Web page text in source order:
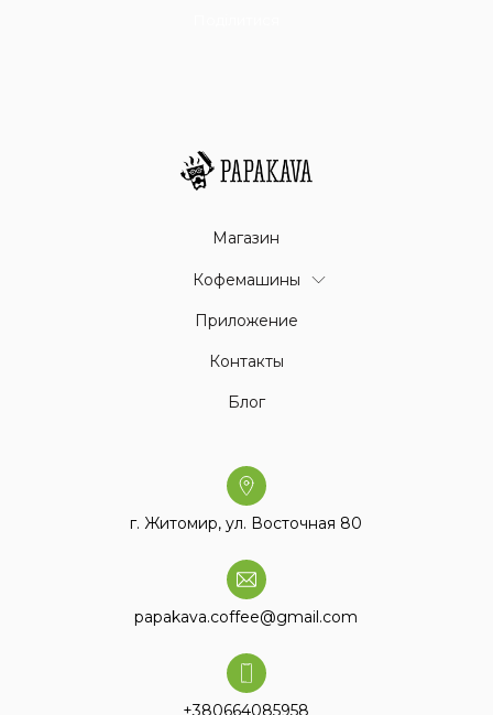
Магазин
Кофемашины
Приложение
Контакты
Блог
г. Житомир, ул. Восточная 80
papakava.coffee@gmail.com
+380664085958